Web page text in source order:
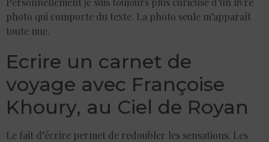
photo qui comporte du texte. La photo seule m’apparaît
toute nue.
Ecrire un carnet de
voyage avec Françoise
Khoury, au Ciel de Royan
Le fait d’écrire permet de redoubler les sensations. Les